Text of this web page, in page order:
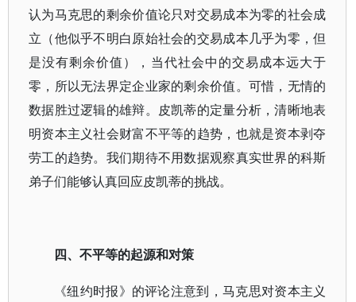
认为马克思的剩余价值论只对交易成本为零的社会成
立（他似乎不明白原始社会的交易成本几乎为零，但
是没有剩余价值），当代社会中的交易成本远大于
零，所以无法界定企业家的剩余价值。可惜，无情的
数据胜过逻辑的雄辩。皮凯蒂的定量分析，清晰地表
明资本主义社会财富不平等的趋势，也就是资本剥夺
劳工的趋势。我们期待不用数据观察真实世界的科斯
弟子们能够认真回应皮凯蒂的挑战。
四、不平等的起源和对策
《纽约时报》的评论注意到，马克思对资本主义